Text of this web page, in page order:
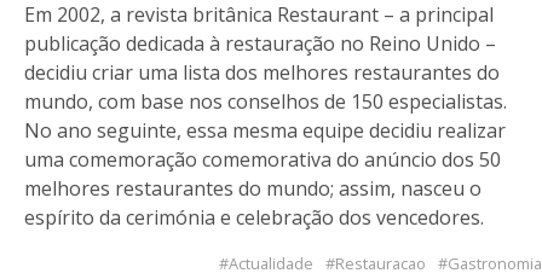
Em 2002, a revista britânica Restaurant – a principal
publicação dedicada à restauração no Reino Unido –
decidiu criar uma lista dos melhores restaurantes do
mundo, com base nos conselhos de 150 especialistas.
No ano seguinte, essa mesma equipe decidiu realizar
uma comemoração comemorativa do anúncio dos 50
melhores restaurantes do mundo; assim, nasceu o
espírito da cerimónia e celebração dos vencedores.
Actualidade Restauracao Gastronomia